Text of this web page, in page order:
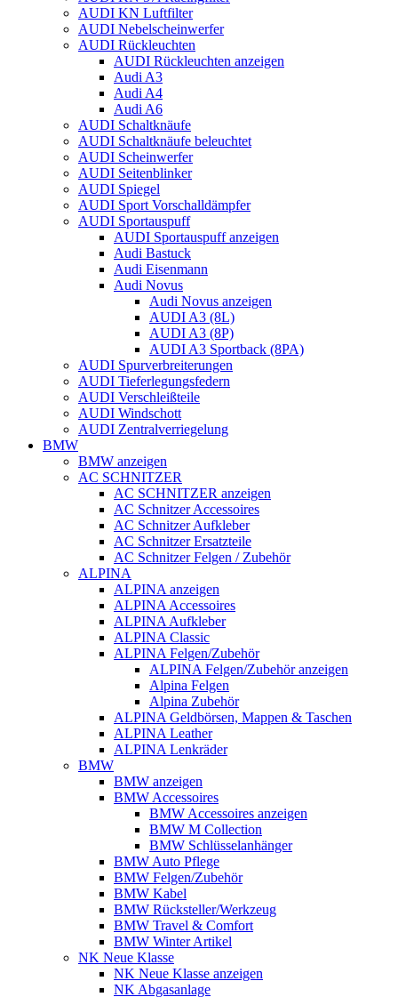
AUDI KN Luftfilter
AUDI Nebelscheinwerfer
AUDI Rückleuchten
AUDI Rückleuchten anzeigen
Audi A3
Audi A4
Audi A6
AUDI Schaltknäufe
AUDI Schaltknäufe beleuchtet
AUDI Scheinwerfer
AUDI Seitenblinker
AUDI Spiegel
AUDI Sport Vorschalldämpfer
AUDI Sportauspuff
AUDI Sportauspuff anzeigen
Audi Bastuck
Audi Eisenmann
Audi Novus
Audi Novus anzeigen
AUDI A3 (8L)
AUDI A3 (8P)
AUDI A3 Sportback (8PA)
AUDI Spurverbreiterungen
AUDI Tieferlegungsfedern
AUDI Verschleißteile
AUDI Windschott
AUDI Zentralverriegelung
BMW
BMW anzeigen
AC SCHNITZER
AC SCHNITZER anzeigen
AC Schnitzer Accessoires
AC Schnitzer Aufkleber
AC Schnitzer Ersatzteile
AC Schnitzer Felgen / Zubehör
ALPINA
ALPINA anzeigen
ALPINA Accessoires
ALPINA Aufkleber
ALPINA Classic
ALPINA Felgen/Zubehör
ALPINA Felgen/Zubehör anzeigen
Alpina Felgen
Alpina Zubehör
ALPINA Geldbörsen, Mappen & Taschen
ALPINA Leather
ALPINA Lenkräder
BMW
BMW anzeigen
BMW Accessoires
BMW Accessoires anzeigen
BMW M Collection
BMW Schlüsselanhänger
BMW Auto Pflege
BMW Felgen/Zubehör
BMW Kabel
BMW Rücksteller/Werkzeug
BMW Travel & Comfort
BMW Winter Artikel
NK Neue Klasse
NK Neue Klasse anzeigen
NK Abgasanlage